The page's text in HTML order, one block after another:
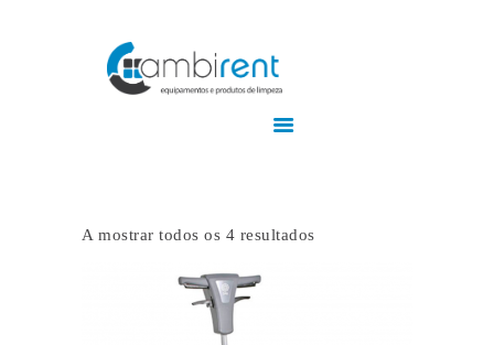
Serviços
A mostrar todos os 4 resultados